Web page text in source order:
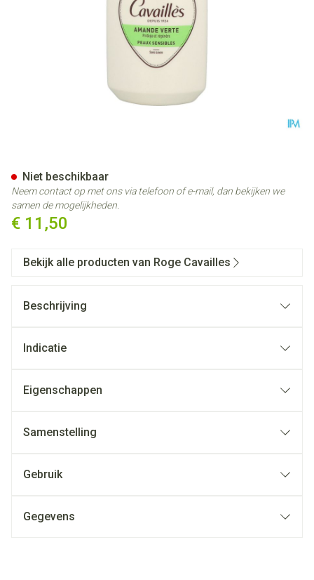
€ 11,50
Niet beschikbaar
Neem contact op met ons via telefoon of e-mail, dan bekijken we
samen de mogelijkheden.
Bekijk alle producten van Roge Cavailles
Beschrijving
Indicatie
Eigenschappen
Samenstelling
Gebruik
Gegevens